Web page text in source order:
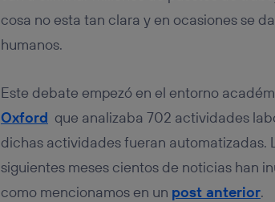
cosa no esta tan clara y en ocasiones se
humanos.
Este debate empezó en el entorno
Oxford que analizaba 702 actividades
dichas actividades fueran automatizadas.
siguientes meses cientos de noticias han
como mencionamos en un post anterior.
conecte su dispositivo y consienta
Típicamente:
hayan dado su consentimiento.
únicamente en la navegación
Puedes gestionar los
inferior de esta página web o
Para más información, consulta la